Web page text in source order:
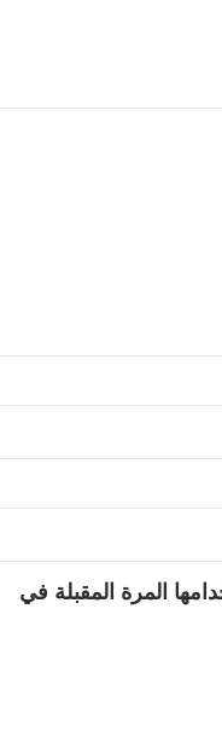
المرة المقبلة في